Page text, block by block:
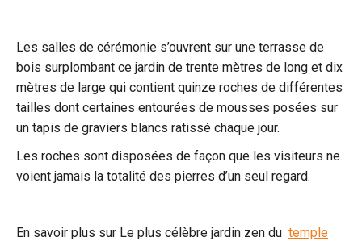
Les salles de cérémonie s’ouvrent sur une terrasse de
bois surplombant ce jardin de trente mètres de long et dix
mètres de large qui contient quinze roches de différentes
tailles dont certaines entourées de mousses posées sur
un tapis de graviers blancs ratissé chaque jour.
Les roches sont disposées de façon que les visiteurs ne
voient jamais la totalité des pierres d’un seul regard.
En savoir plus sur Le plus célèbre jardin zen du temple